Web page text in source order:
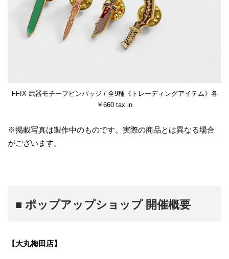
FFIX 武器モチーフピンバッジ / 全9種《トレーディングアイテム》各
￥660 tax in
※掲載写真は製作中のものです。実際の商品とは異なる場合
がございます。
■ ポップアップショップ 開催概要
【大丸梅田店】